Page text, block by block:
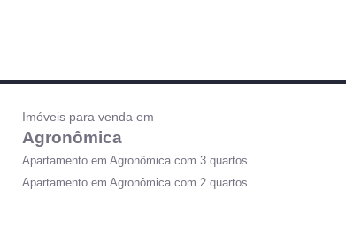
Imóveis para venda em
Agronômica
Apartamento em Agronômica com 3 quartos
Apartamento em Agronômica com 2 quartos